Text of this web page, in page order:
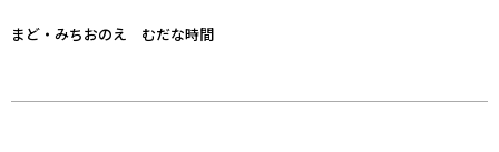
まど・みちおのえ むだな時間